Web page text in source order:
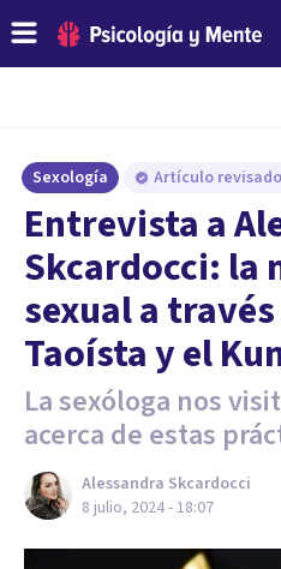
Sexología Artículo revisado
Entrevista a
Skcardocci: la
sexual a
Taoísta y el
La sexóloga nos
acerca de estas
Alessandra Skcardocci
8 julio, 2024 - 18:07